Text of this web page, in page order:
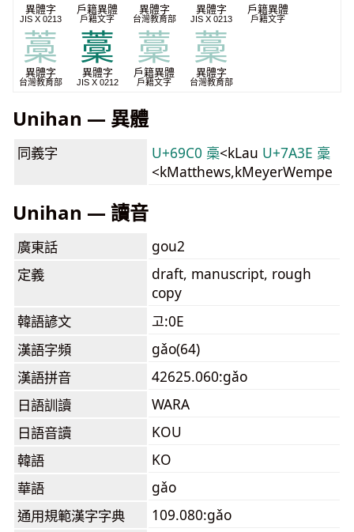
異體字
JIS X 0213
戶籍異體
戶籍文字
異體字
台灣教育部
異體字
JIS X 0213
戶籍異體
戶籍文字
藁
異體字
台灣教育部
藳
異體字
JIS X 0212
藳
戶籍異體
戶籍文字
藳
異體字
台灣教育部
Unihan — 異體
同義字 U+69C0 槀<kLau U+7A3E 稾
<kMatthews,kMeyerWempe
Unihan — 讀音
廣東話
gou2
定義
draft, manuscript, rough
copy
韓語諺文
고:0E
漢語字頻
gǎo(64)
漢語拼音
42625.060:gǎo
日語訓讀
WARA
日語音讀
KOU
韓語
KO
華語
gǎo
通用規範漢字字典
109.080:gǎo